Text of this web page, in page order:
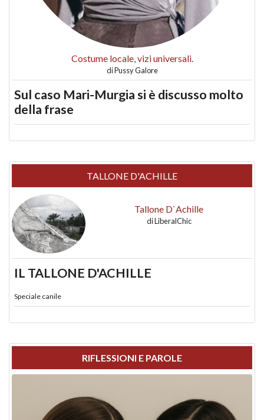
Costume locale, vizi universali.
diPussy Galore
Sul caso Mari-Murgia si è discusso molto
della frase
TALLONE D'ACHILLE
Tallone D`Achille
diLiberalChic
IL TALLONE D'ACHILLE
Speciale canile
RIFLESSIONI E PAROLE